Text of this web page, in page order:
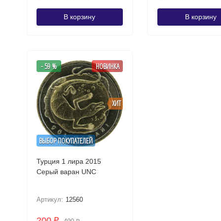
В корзину В корзину
ВЫБОР ПОКУПАТЕЛЕЙ
ХИТ
- 59 % НОВИНКА
Турция 1 лира 2015
Серый варан UNC
Артикул: 12560